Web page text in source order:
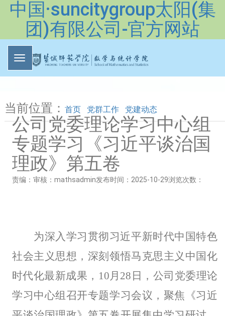
中国·suncitygroup太阳(集
团)有限公司-官方网站
当前位置： 首页 党群工作 党建动态
公司党委理论学习中心组
专题学习《习近平谈治国
理政》第五卷
责编： 审核：mathsadmin发布时间：2025-10-29浏览次数：
为深入学习贯彻习近平新时代中国特色
社会主义思想，深刻领悟马克思主义中国化
时代化最新成果， 10月28日，公司党委理论
学习中心组召开专题学习会议，聚焦《习近